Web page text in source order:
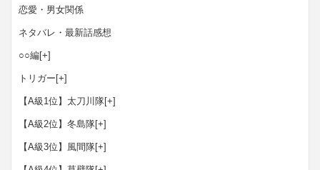
恋愛・男女関係
ネタバレ・最新話感想
○○編[+]
トリガー [+]
【A級1位】太刀川隊[+]
【A級2位】冬島隊[+]
【A級3位】風間隊[+]